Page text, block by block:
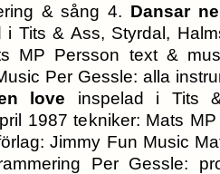
& sång 4. Dansar
i Tits & Ass, Styrdal,
MP Persson text &
Per Gessle: alla
love inspelad i Tits
1987 tekniker: Mats
Jimmy Fun Music
Per Gessle: